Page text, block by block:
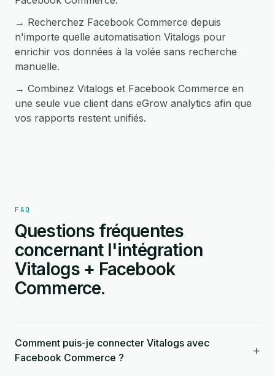
→ Recherchez Facebook Commerce depuis
n'importe quelle automatisation Vitalogs pour
enrichir vos données à la volée sans recherche
manuelle.
→ Combinez Vitalogs et Facebook Commerce en
une seule vue client dans eGrow analytics afin que
vos rapports restent unifiés.
FAQ
Questions fréquentes
concernant l'intégration
Vitalogs + Facebook
Commerce.
Comment puis-je connecter Vitalogs avec
Facebook Commerce ?
+